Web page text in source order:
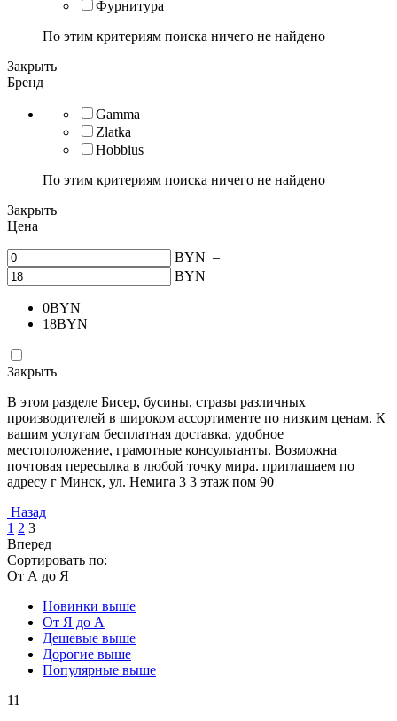
Фурнитура
По этим критериям поиска ничего не найдено
Закрыть
Бренд
Gamma
Zlatka
Hobbius
По этим критериям поиска ничего не найдено
Закрыть
Цена
BYN –
BYN
0BYN
18BYN
Закрыть
В этом разделе Бисер, бусины, стразы различных
производителей в широком ассортименте по низким ценам. К
вашим услугам бесплатная доставка, удобное
местоположение, грамотные консультанты. Возможна
почтовая пересылка в любой точку мира. приглашаем по
адресу г Минск, ул. Немига 3 3 этаж пом 90
Назад
1 2 3
Вперед
Сортировать по:
От А до Я
Новинки выше
От Я до А
Дешевые выше
Дорогие выше
Популярные выше
11